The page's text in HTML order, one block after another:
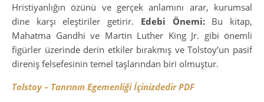
Hristiyanlığın özünü ve gerçek anlamını arar, kurumsal
dine karşı eleştiriler getirir. Edebi Önemi:Bu kitap,
Mahatma Gandhi ve Martin Luther King Jr. gibi önemli
figürler üzerinde derin etkiler bırakmış ve Tolstoy’un pasif
direniş felsefesinin temel taşlarından biri olmuştur.
Tolstoy – Tanrının Egemenliği İçinizdedir PDF